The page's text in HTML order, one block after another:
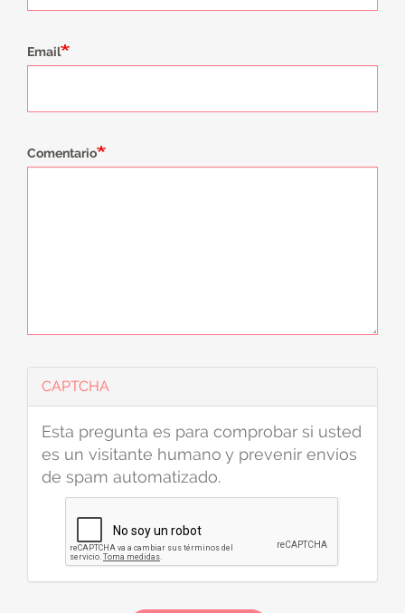
Email
Comentario
CAPTCHA
Esta pregunta es para comprobar si usted
es un visitante humano y prevenir envíos
de spam automatizado.